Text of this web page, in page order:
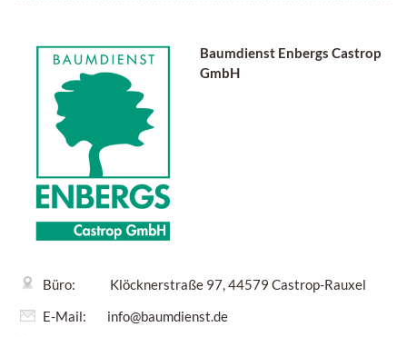
Baumdienst Enbergs Castrop
GmbH
Büro:
Klöcknerstraße 97, 44579 Castrop-Rauxel
E-Mail:
info@baumdienst.de